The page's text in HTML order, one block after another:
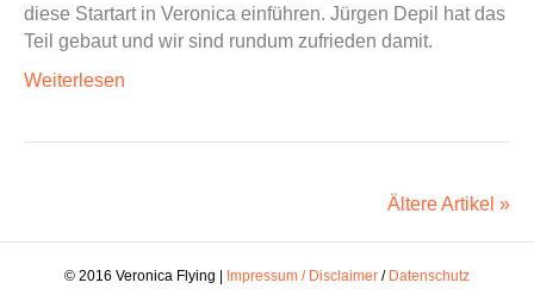
diese Startart in Veronica einführen. Jürgen Depil hat das
Teil gebaut und wir sind rundum zufrieden damit.
Weiterlesen
Ältere Artikel »
© 2016 Veronica Flying | Impressum / Disclaimer / Datenschutz